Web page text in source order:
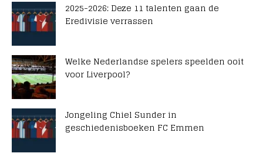
2025-2026: Deze 11 talenten gaan de
Eredivisie verrassen
Welke Nederlandse spelers speelden ooit
voor Liverpool?
Jongeling Chiel Sunder in
geschiedenisboeken FC Emmen